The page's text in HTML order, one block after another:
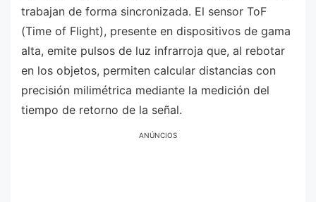
trabajan de forma sincronizada. El sensor ToF
(Time of Flight), presente en dispositivos de gama
alta, emite pulsos de luz infrarroja que, al rebotar
en los objetos, permiten calcular distancias con
precisión milimétrica mediante la medición del
tiempo de retorno de la señal.
ANÚNCIOS